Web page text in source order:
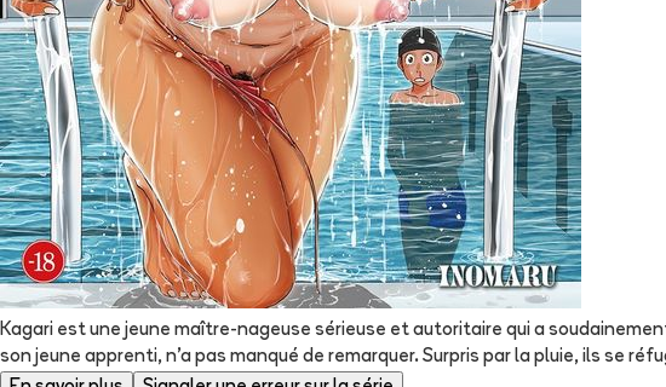
Kagari est une jeune maître-nageuse sérieuse et autoritaire qui a
son jeune apprenti, n’a pas manqué de remarquer. Surpris par la pluie, ils se